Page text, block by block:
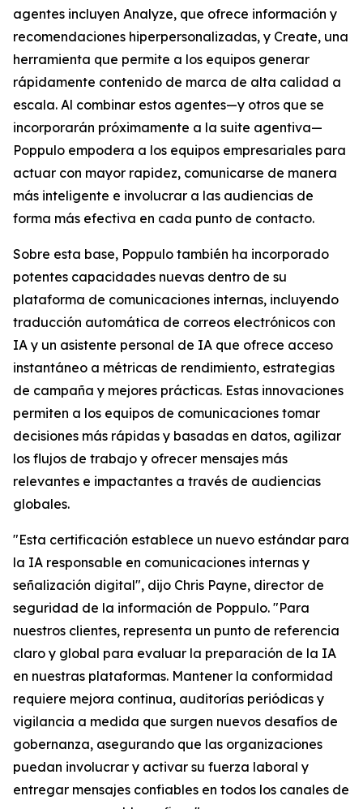
agentes incluyen Analyze, que ofrece información y
recomendaciones hiperpersonalizadas, y Create, una
herramienta que permite a los equipos generar
rápidamente contenido de marca de alta calidad a
escala. Al combinar estos agentes—y otros que se
incorporarán próximamente a la suite agentiva—
Poppulo empodera a los equipos empresariales para
actuar con mayor rapidez, comunicarse de manera
más inteligente e involucrar a las audiencias de
forma más efectiva en cada punto de contacto.
Sobre esta base, Poppulo también ha incorporado
potentes capacidades nuevas dentro de su
plataforma de comunicaciones internas, incluyendo
traducción automática de correos electrónicos con
IA y un asistente personal de IA que ofrece acceso
instantáneo a métricas de rendimiento, estrategias
de campaña y mejores prácticas. Estas innovaciones
permiten a los equipos de comunicaciones tomar
decisiones más rápidas y basadas en datos, agilizar
los flujos de trabajo y ofrecer mensajes más
relevantes e impactantes a través de audiencias
globales.
"Esta certificación establece un nuevo estándar para
la IA responsable en comunicaciones internas y
señalización digital", dijo Chris Payne, director de
seguridad de la información de Poppulo. "Para
nuestros clientes, representa un punto de referencia
claro y global para evaluar la preparación de la IA
en nuestras plataformas. Mantener la conformidad
requiere mejora continua, auditorías periódicas y
vigilancia a medida que surgen nuevos desafíos de
gobernanza, asegurando que las organizaciones
puedan involucrar y activar su fuerza laboral y
entregar mensajes confiables en todos los canales de